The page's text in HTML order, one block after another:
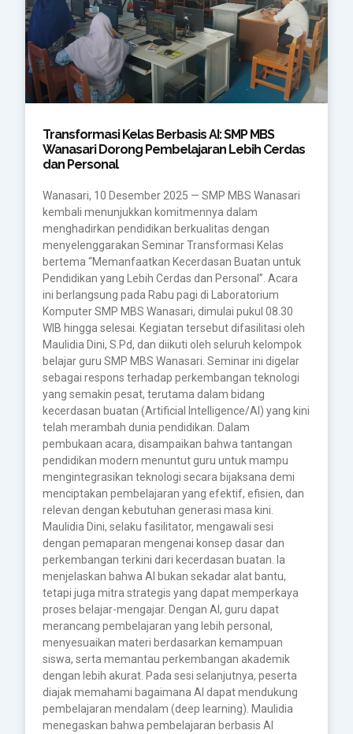
Transformasi Kelas Berbasis AI: SMP MBS
Wanasari Dorong Pembelajaran Lebih Cerdas
dan Personal
Wanasari, 10 Desember 2025 — SMP MBS Wanasari
kembali menunjukkan komitmennya dalam
menghadirkan pendidikan berkualitas dengan
menyelenggarakan Seminar Transformasi Kelas
bertema “Memanfaatkan Kecerdasan Buatan untuk
Pendidikan yang Lebih Cerdas dan Personal”. Acara
ini berlangsung pada Rabu pagi di Laboratorium
Komputer SMP MBS Wanasari, dimulai pukul 08.30
WIB hingga selesai. Kegiatan tersebut difasilitasi oleh
Maulidia Dini, S.Pd, dan diikuti oleh seluruh kelompok
belajar guru SMP MBS Wanasari. Seminar ini digelar
sebagai respons terhadap perkembangan teknologi
yang semakin pesat, terutama dalam bidang
kecerdasan buatan (Artificial Intelligence/AI) yang kini
telah merambah dunia pendidikan. Dalam
pembukaan acara, disampaikan bahwa tantangan
pendidikan modern menuntut guru untuk mampu
mengintegrasikan teknologi secara bijaksana demi
menciptakan pembelajaran yang efektif, efisien, dan
relevan dengan kebutuhan generasi masa kini.
Maulidia Dini, selaku fasilitator, mengawali sesi
dengan pemaparan mengenai konsep dasar dan
perkembangan terkini dari kecerdasan buatan. Ia
menjelaskan bahwa AI bukan sekadar alat bantu,
tetapi juga mitra strategis yang dapat memperkaya
proses belajar-mengajar. Dengan AI, guru dapat
merancang pembelajaran yang lebih personal,
menyesuaikan materi berdasarkan kemampuan
siswa, serta memantau perkembangan akademik
dengan lebih akurat. Pada sesi selanjutnya, peserta
diajak memahami bagaimana AI dapat mendukung
pembelajaran mendalam (deep learning). Maulidia
menegaskan bahwa pembelajaran berbasis AI